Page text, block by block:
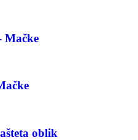
Mačke
oblik